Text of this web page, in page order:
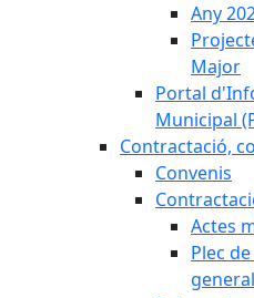
Any
Major
Portal
Municipal
Contractació,
Convenis
Actes
Plec